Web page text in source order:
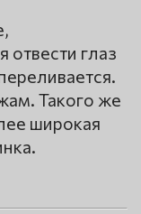
отвести глаз
Такого же
широкая